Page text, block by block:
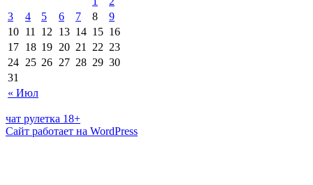
« Июл
3
4 5 6 7 8
9
10 11 12 13 14 15 16
17 18 19 20 21 22 23
24 25 26 27 28 29 30
31
чат рулетка 18+
Сайт работает на WordPress